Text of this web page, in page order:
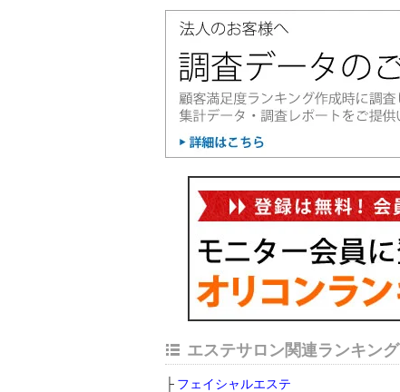
エステサロン関連ランキング
フェイシャルエステ